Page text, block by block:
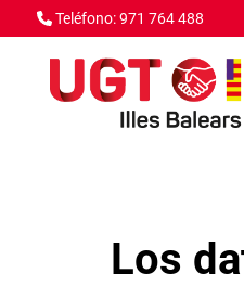
Pasar al contenido principal
Teléfono: 971 764 488
Los